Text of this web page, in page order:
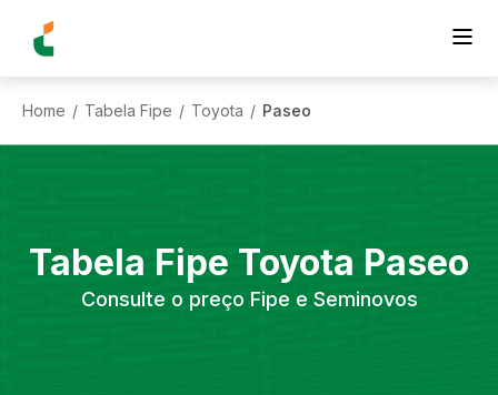
Home / Tabela Fipe / Toyota / Paseo
Tabela Fipe Toyota Paseo
Consulte o preço Fipe e Seminovos